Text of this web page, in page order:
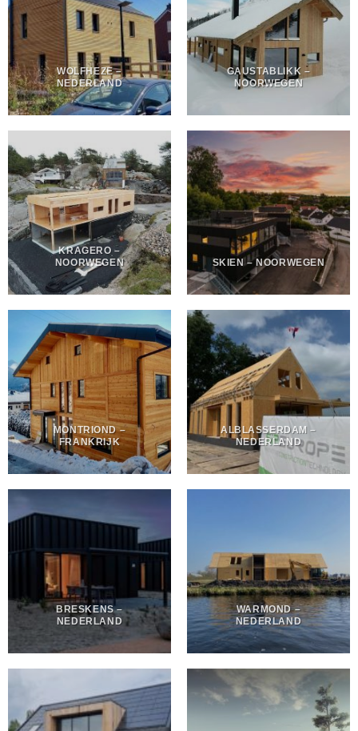
WOLFHEZE –
NEDERLAND
GAUSTABLIKK –
NOORWEGEN
KRAGERO –
NOORWEGEN
SKIEN – NOORWEGEN
MONTRIOND –
FRANKRIJK
ALBLASSERDAM –
NEDERLAND
BRESKENS –
NEDERLAND
WARMOND –
NEDERLAND